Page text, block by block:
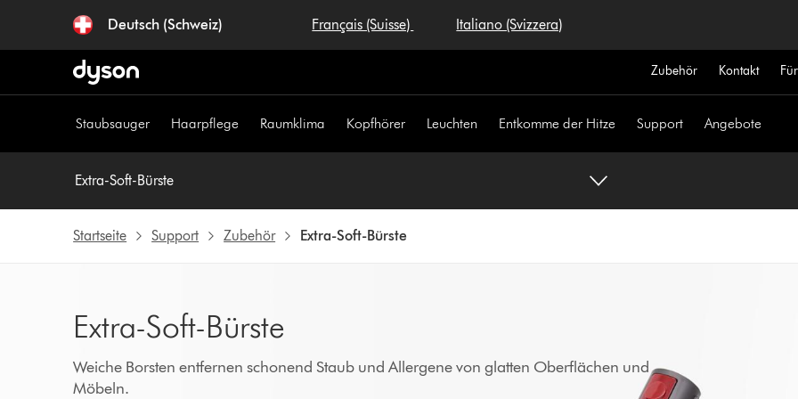
überspringen
Deutsch (Schweiz) Français (Suisse) Italiano (Svizzera)
Zubehör Kontakt
Staubsauger Haarpflege Raumklima Kopfhörer Leuchten Entkomme der Hitze Support Angebote
Extra-Soft-Bürste
Startseite Support Zubehör Extra-Soft-Bürste
Extra-Soft-Bürste
Weiche Borsten entfernen schonend Staub und Allergene von glatten Oberflächen und
Möbeln.